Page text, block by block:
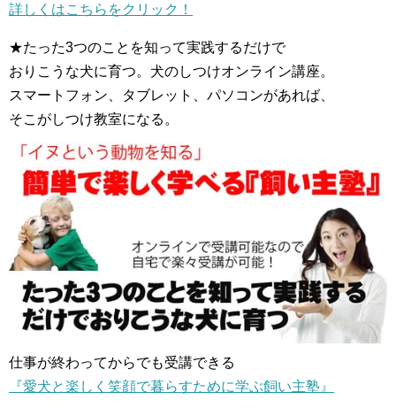
詳しくはこちらをクリック！
★たった3つのことを知って実践するだけで
おりこうな犬に育つ。犬のしつけオンライン講座。
スマートフォン、タブレット、パソコンがあれば、
そこがしつけ教室になる。
仕事が終わってからでも受講できる
『愛犬と楽しく笑顔で暮らすために学ぶ飼い主塾』